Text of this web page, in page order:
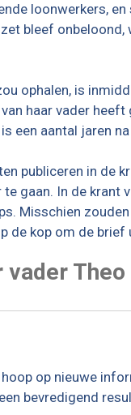
loonwerkers,
bleef
ophalen, is
haar vader
een aantal jaren
publiceren in de
gaan. In de
Misschien
de kop om de
vader Theo
op nieuwe
bevredigend